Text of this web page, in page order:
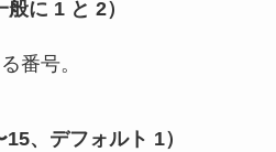
に 1 と 2）
番号。
、デフォルト 1）